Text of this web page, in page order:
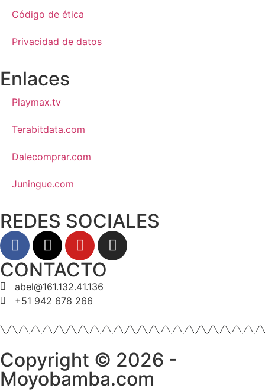
Código de ética
Privacidad de datos
Enlaces
Playmax.tv
Terabitdata.com
Dalecomprar.com
Juningue.com
REDES SOCIALES
CONTACTO
abel@161.132.41.136
+51 942 678 266
Copyright © 2026 -
Moyobamba.com